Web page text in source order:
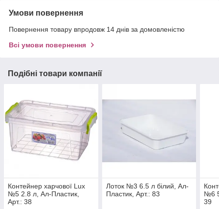
Умови повернення
Повернення товару впродовж 14 днів за домовленістю
Всі умови повернення
Подібні товари компанії
Контейнер харчової Lux
№5 2.8 л, Ал-Пластик,
Арт.: 38
Лоток №3 6.5 л білий, Ал-
Пластик, Арт.: 83
№6
39